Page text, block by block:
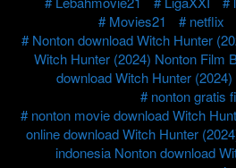
Movies21
netflix
Nonton download Witch Hunter
Witch Hunter (2024) Nonton Film
download Witch Hunter
nonton gratis
nonton movie download Witch
online download Witch Hunter
indonesia Nonton download